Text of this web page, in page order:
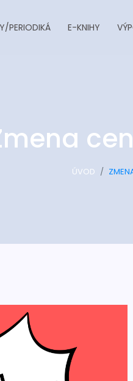
PERIODIKÁ E-KNIHY
ÚVOD